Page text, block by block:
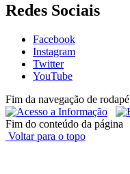
Redes Sociais
Facebook
Instagram
Twitter
YouTube
Fim da navegação de rodapé
Fim do conteúdo da página
Voltar para o topo